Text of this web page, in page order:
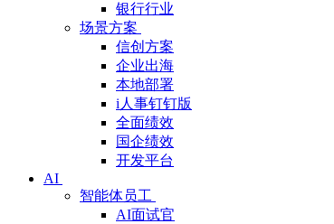
银行行业
场景方案
信创方案
企业出海
本地部署
i人事钉钉版
全面绩效
国企绩效
开发平台
AI
智能体员工
AI面试官